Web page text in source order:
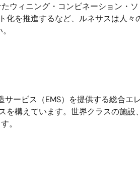
ウィニング・コンビネーション・
を推進するなど、ルネサスは人
サービス（EMS）を提供する総合エ
構えています。世界クラスの施
。